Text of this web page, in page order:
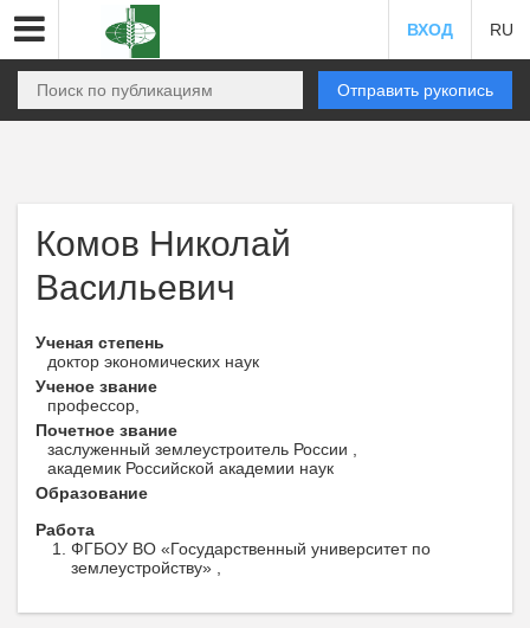
ВХОД RU
Отправить рукопись
Комов Николай
Васильевич
Ученая степень
доктор экономических наук
Ученое звание
профессор,
Почетное звание
заслуженный землеустроитель России ,
академик Российской академии наук
Образование
Работа
ФГБОУ ВО «Государственный университет по
землеустройству» ,